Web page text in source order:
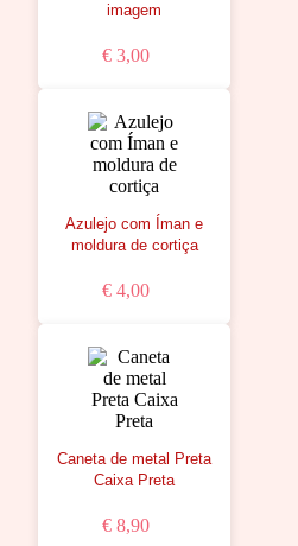
imagem
€ 3,00
Azulejo com Íman e
moldura de cortiça
€ 4,00
Caneta de metal Preta
Caixa Preta
€ 8,90